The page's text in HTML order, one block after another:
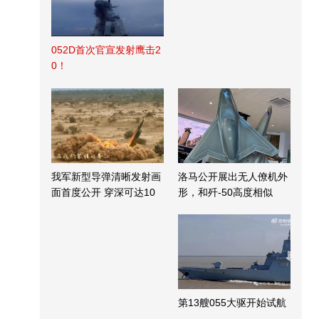
052D首次官宣发射鹰击2
0！
我军新型导弹清晰发射画
面首度公开 穿深可达10
洛马公开展出无人僚机外
形，和歼-50高度相似
第13艘055大驱开始试航